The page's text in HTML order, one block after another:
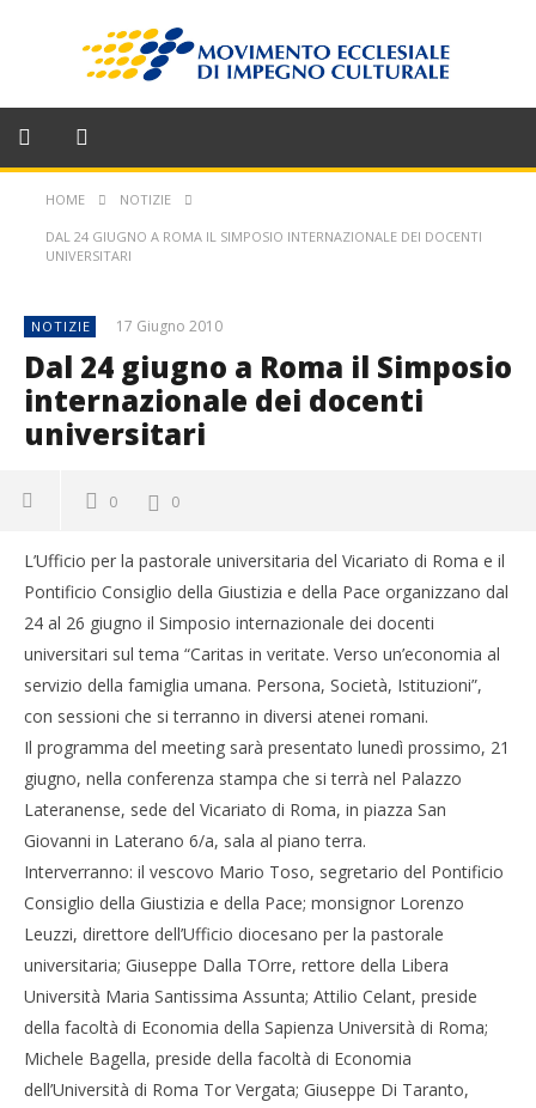
HOME NOTIZIE
DAL 24 GIUGNO A ROMA IL SIMPOSIO INTERNAZIONALE DEI DOCENTI
UNIVERSITARI
NOTIZIE 17 Giugno 2010
Dal 24 giugno a Roma il Simposio
internazionale dei docenti
universitari
0 0
L’Ufficio per la pastorale universitaria del Vicariato di Roma e il
Pontificio Consiglio della Giustizia e della Pace organizzano dal
24 al 26 giugno il Simposio internazionale dei docenti
universitari sul tema “Caritas in veritate. Verso un’economia al
servizio della famiglia umana. Persona, Società, Istituzioni”,
con sessioni che si terranno in diversi atenei romani.
Il programma del meeting sarà presentato lunedì prossimo, 21
giugno, nella conferenza stampa che si terrà nel Palazzo
Lateranense, sede del Vicariato di Roma, in piazza San
Giovanni in Laterano 6/a, sala al piano terra.
Interverranno: il vescovo Mario Toso, segretario del Pontificio
Consiglio della Giustizia e della Pace; monsignor Lorenzo
Leuzzi, direttore dell’Ufficio diocesano per la pastorale
universitaria; Giuseppe Dalla TOrre, rettore della Libera
Università Maria Santissima Assunta; Attilio Celant, preside
della facoltà di Economia della Sapienza Università di Roma;
Michele Bagella, preside della facoltà di Economia
dell’Università di Roma Tor Vergata; Giuseppe Di Taranto,